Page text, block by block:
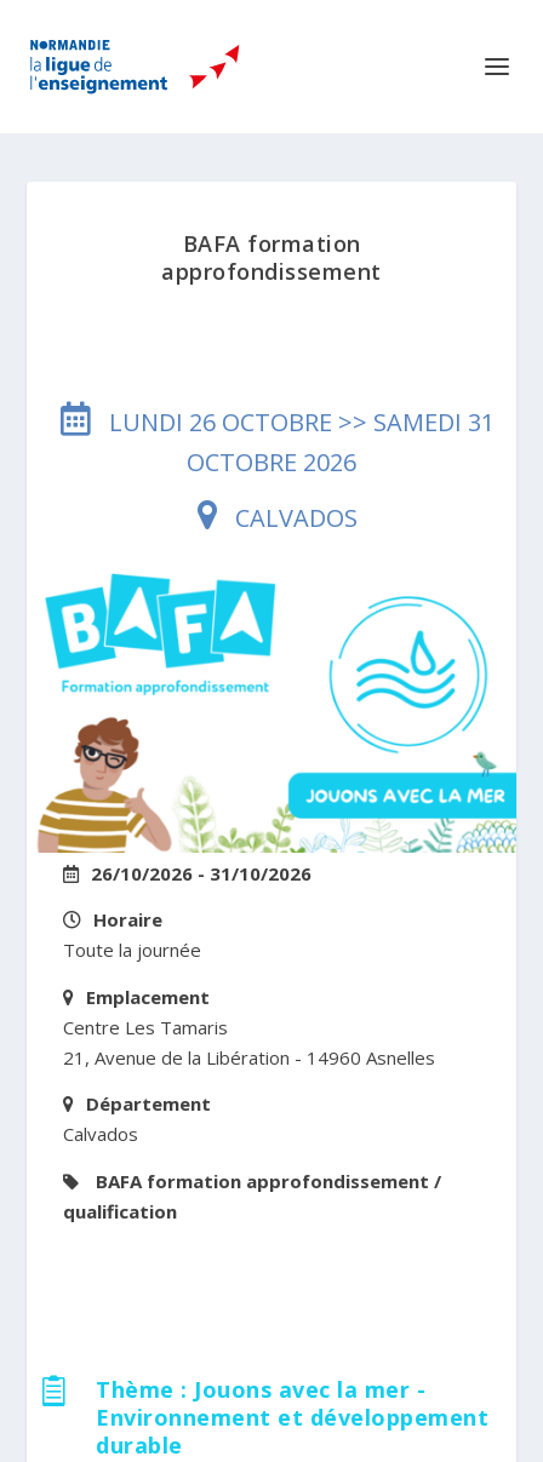
BAFA formation
approfondissement
LUNDI 26 OCTOBRE >> SAMEDI 31
OCTOBRE 2026
CALVADOS
26/10/2026 - 31/10/2026
Horaire
Toute la journée
Emplacement
Centre Les Tamaris
21, Avenue de la Libération - 14960 Asnelles
Département
Calvados
BAFA formation approfondissement /
qualification

Thème : Jouons avec la mer -
Environnement et développement
durable